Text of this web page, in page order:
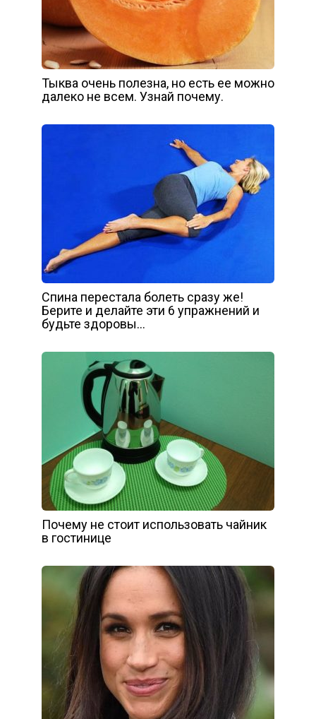
Тыква очень полезна, но есть ее можно
далеко не всем. Узнай почему.
Спина перестала болеть сразу же!
Берите и делайте эти 6 упражнений и
будьте здоровы…
Почему не стоит использовать чайник
в гостинице